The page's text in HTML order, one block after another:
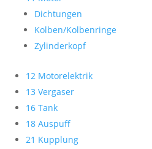
Dichtungen
Kolben/Kolbenringe
Zylinderkopf
12 Motorelektrik
13 Vergaser
16 Tank
18 Auspuff
21 Kupplung